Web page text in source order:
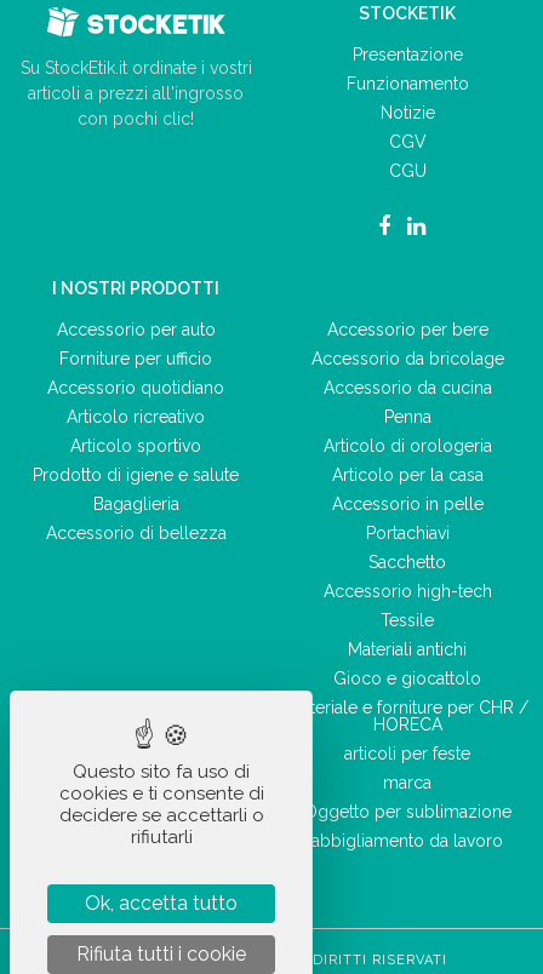
Su StockEtik.it ordinate i vostri
articoli a prezzi all'ingrosso
con pochi clic!
STOCKETIK
Presentazione
Funzionamento
Notizie
CGV
CGU
I NOSTRI PRODOTTI
Accessorio per auto
Forniture per ufficio
Accessorio quotidiano
Articolo ricreativo
Articolo sportivo
Prodotto di igiene e salute
Bagaglieria
Accessorio di bellezza
Accessorio per bere
Accessorio da bricolage
Accessorio da cucina
Penna
Articolo di orologeria
Articolo per la casa
Accessorio in pelle
Portachiavi
Sacchetto
Accessorio high-tech
Tessile
Materiali antichi
Gioco e giocattolo
Materiale e forniture per CHR /
HORECA
articoli per feste
marca
Oggetto per sublimazione
abbigliamento da lavoro
STOCKETIK © 2023 - TUTTI I DIRITTI RISERVATI
Questo sito fa uso di
cookies e ti consente di
decidere se accettarli o
rifiutarli
Ok, accetta tutto
Rifiuta tutti i cookie